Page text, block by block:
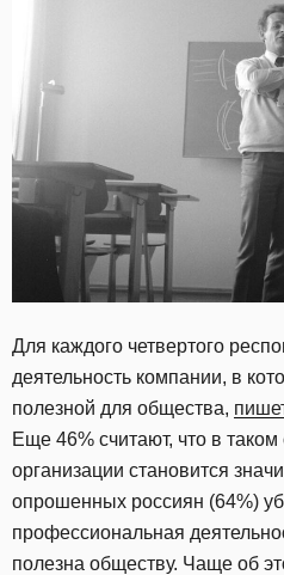
Для каждого четвертого
деятельность компании, в
полезной для общества,
Еще 46% считают, что в
организации становится
опрошенных россиян (64%)
профессиональная
полезна обществу. Чаще об